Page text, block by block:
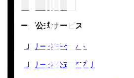
Ｊリーグ公式サービス
Ｊリーグチケット
Ｊリーグ公式アプリ